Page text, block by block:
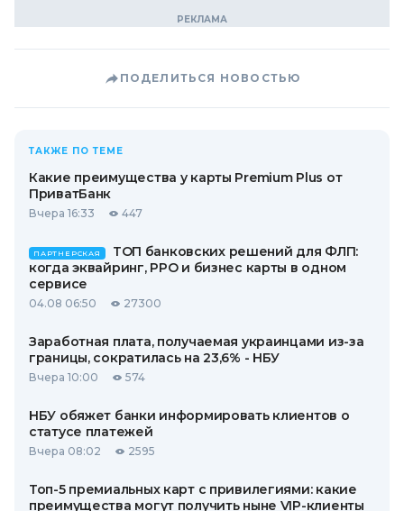
ПОДЕЛИТЬСЯ НОВОСТЬЮ
ТАКЖЕ ПО ТЕМЕ
Какие преимущества у карты Premium Plus от
ПриватБанк
Вчера 16:33 447
ПАРТНЕРСКАЯ
ТОП банковских решений для ФЛП:
когда эквайринг, РРО и бизнес карты в одном
сервисе
04.08 06:50 27300
Заработная плата, получаемая украинцами из-за
границы, сократилась на 23,6% - НБУ
Вчера 10:00 574
НБУ обяжет банки информировать клиентов о
статусе платежей
Вчера 08:02 2595
Топ-5 премиальных карт с привилегиями: какие
преимущества могут получить ныне VIP-клиенты